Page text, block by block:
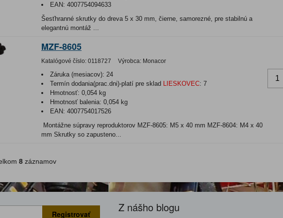
EAN: 4007754094633
Šesťhranné skrutky do dreva 5 x 30 mm, čierne, samorezné, pre stabilnú a
elegantnú montáž ...
MZF-8605
Katalógové číslo: 0118727 Výrobca: Monacor
Záruka (mesiacov): 24
Termín dodania(prac.dni)-platí pre sklad LIESKOVEC: 7
Hmotnosť: 0,054 kg
Hmotnosť balenia: 0,054 kg
EAN: 4007754017526
Montážne súpravy reproduktorov MZF-8605: M5 x 40 mm MZF-8604: M4 x 40
mm Skrutky so zapusteno...
8 záznamov
Registrovať Z nášho blogu